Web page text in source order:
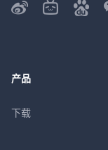
产品
下载